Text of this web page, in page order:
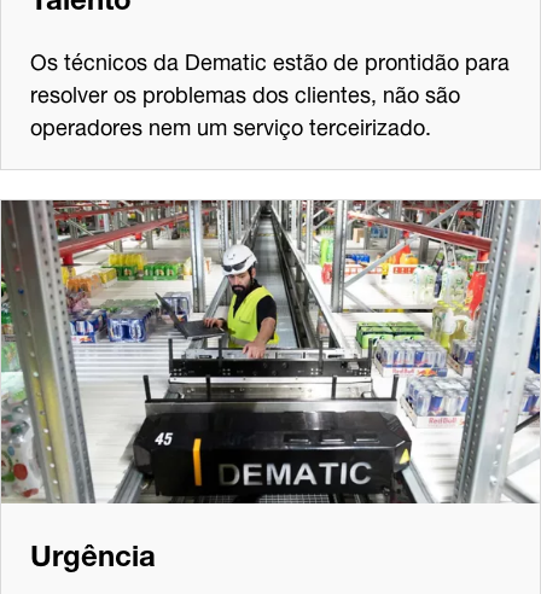
Os técnicos da Dematic estão de prontidão para
resolver os problemas dos clientes, não são
operadores nem um serviço terceirizado.
Urgência